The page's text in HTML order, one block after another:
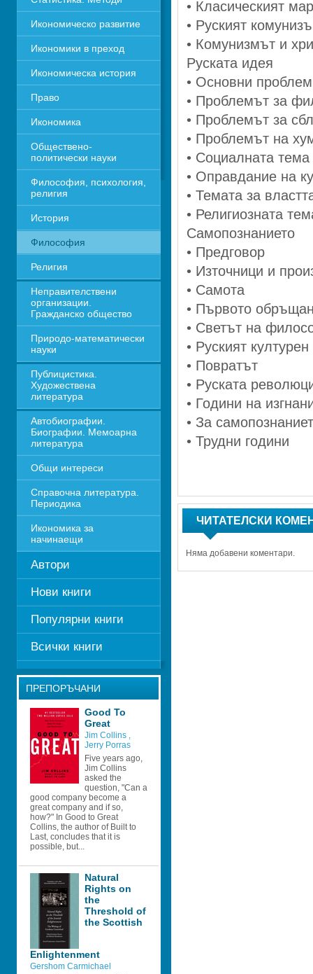
Икономическо развитие
Икономики в преход
Икономическа история
Право
Икономика
Обществено-
политически науки
Философия, психология,
религия
История
Философия
Религия
Неправителствени
организации.
Гражданско общество
Природо-математически
науки
Публицистика.
Художествена
литература
Автобиографии.
Биографии. Мемоарна
литература
Общи интереси
Справочна литература.
Периодика
Икономика за
начинаещи
Автори
Нови книги
Популярни книги
Всички книги
ПРЕПОРЪЧАНИ
Good To
Great
Jim Collins ,
Jerry Porras
Five years ago,
Jim Collins
asked the
question, "Can a
good company become a
great company and if so,
how?" In Good to Great
Collins, the author of Built to
Last, concludes that it is
possible, but...
Natural
Rights on
the
Threshold of
the Scottish
Enlightenment
Gershom Carmichael
• Класическият
• Руският
• Комунизмът и
Руската идея
• Основни
• Проблемът за
• Проблемът за
• Проблемът на
• Социалната тема
• Оправдание на
• Темата за
• Религиозната
Самопознанието
• Предговор
• Източници и
• Самота
• Първото
• Светът на
• Руският
• Повратът
• Руската
• Години на
• За
• Трудни години
ЧИТАТЕЛСКИ
Няма добавени коментари.